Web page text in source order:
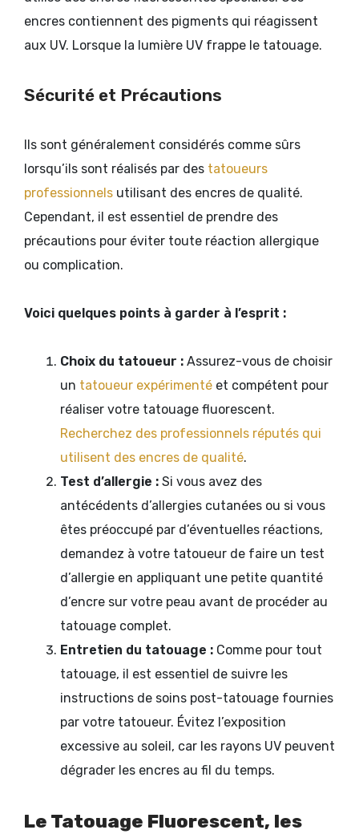
encres contiennent des pigments qui réagissent
aux UV. Lorsque la lumière UV frappe le tatouage.
Sécurité et Précautions
Ils sont généralement considérés comme sûrs
lorsqu’ils sont réalisés par des tatoueurs
professionnels utilisant des encres de qualité.
Cependant, il est essentiel de prendre des
précautions pour éviter toute réaction allergique
ou complication.
Voici quelques points à garder à l’esprit :
Choix du tatoueur : Assurez-vous de choisir
un tatoueur expérimenté et compétent pour
réaliser votre tatouage fluorescent.
Recherchez des professionnels réputés qui
utilisent des encres de qualité.
Test d’allergie : Si vous avez des
antécédents d’allergies cutanées ou si vous
êtes préoccupé par d’éventuelles réactions,
demandez à votre tatoueur de faire un test
d’allergie en appliquant une petite quantité
d’encre sur votre peau avant de procéder au
tatouage complet.
Entretien du tatouage : Comme pour tout
tatouage, il est essentiel de suivre les
instructions de soins post-tatouage fournies
par votre tatoueur. Évitez l’exposition
excessive au soleil, car les rayons UV peuvent
dégrader les encres au fil du temps.
Le Tatouage Fluorescent, les